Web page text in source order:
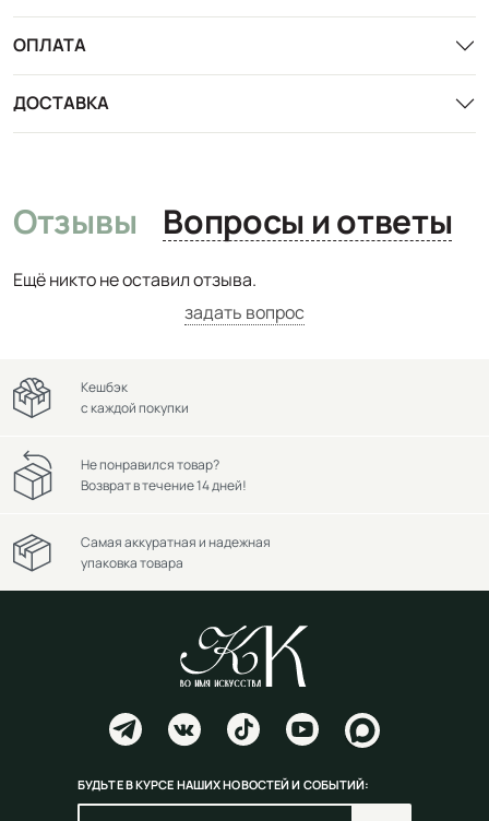
ОПЛАТА
ДОСТАВКА
Отзывы Вопросы и ответы
Ещё никто не оставил отзыва.
задать вопрос
Кешбэк
с каждой покупки
Не понравился товар?
Возврат в течение 14 дней!
Самая аккуратная и надежная
упаковка товара
БУДЬТЕ В КУРСЕ НАШИХ НОВОСТЕЙ И СОБЫТИЙ: